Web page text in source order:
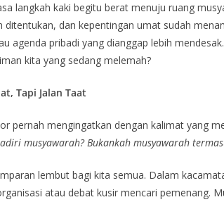
langkah kaki begitu berat menuju ruang
ditentukan, dan kepentingan umat sudah
agenda pribadi yang dianggap lebih
kita yang sedang melemah?
Tapi Jalan Taat
pernah mengingatkan dengan kalimat yang
musyawarah? Bukankah musyawarah
lembut bagi kita semua. Dalam
atau debat kusir mencari pemenang.